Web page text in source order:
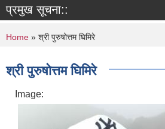
प्रमुख सूचना::
You are here
Home » श्री पुरुषोत्तम घिमिरे
श्री पुरुषोत्तम घिमिरे
Image: